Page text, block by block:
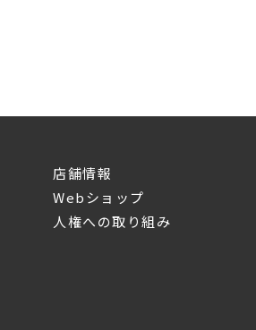
店舗情報
Webショップ
人権への取り組み